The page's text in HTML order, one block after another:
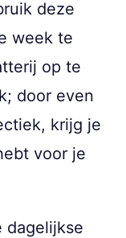
deze
week te
op te
door even
krijg je
voor je
dagelijkse